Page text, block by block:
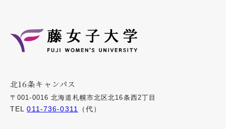
北16条キャンパス
〒001-0016 北海道札幌市北区北16条西2丁目
TEL011-736-0311 （代）